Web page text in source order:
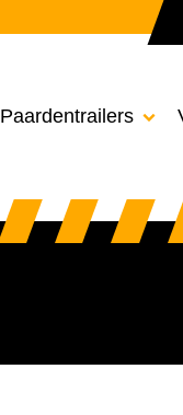
Paardentrailers 